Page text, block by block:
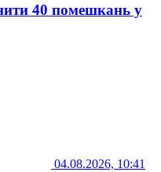
40 помешкань у
04.08.2026, 10:41